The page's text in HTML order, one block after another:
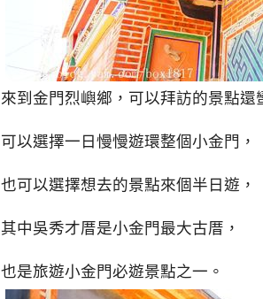
來到金門烈嶼鄉，可以拜訪的景點還
可以選擇一日慢慢遊環整個小金門，
也可以選擇想去的景點來個半日遊，
其中吳秀才厝是小金門最大古厝，
也是旅遊小金門必遊景點之一。